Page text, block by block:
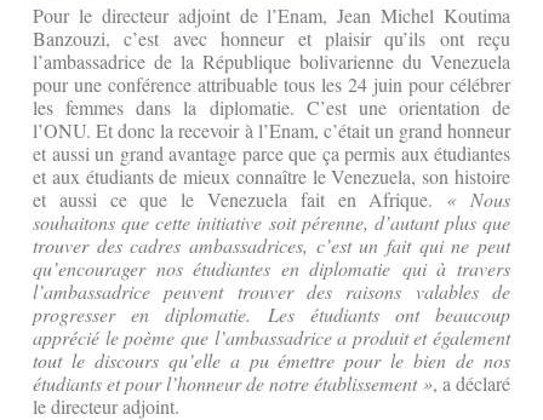
Pour le directeur adjoint de l’Enam, Jean Michel Koutima
Banzouzi, c’est avec honneur et plaisir qu’ils ont reçu
l’ambassadrice de la République bolivarienne du Venezuela
pour une conférence attribuable tous les 24 juin pour célébrer
les femmes dans la diplomatie. C’est une orientation de
l’ONU. Et donc la recevoir à l’Enam, c’était un grand honneur
et aussi un grand avantage parce que ça permis aux étudiantes
et aux étudiants de mieux connaître le Venezuela, son histoire
et aussi ce que le Venezuela fait en Afrique. « Nous
souhaitons que cette initiative soit pérenne, d’autant plus que
trouver des cadres ambassadrices, c’est un fait qui ne peut
qu’encourager nos étudiantes en diplomatie qui à travers
l’ambassadrice peuvent trouver des raisons valables de
progresser en diplomatie. Les étudiants ont beaucoup
apprécié le poème que l’ambassadrice a produit et également
tout le discours qu’elle a pu émettre pour le bien de nos
étudiants et pour l’honneur de notre établissement », a déclaré
le directeur adjoint.